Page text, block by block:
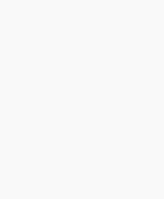
que le